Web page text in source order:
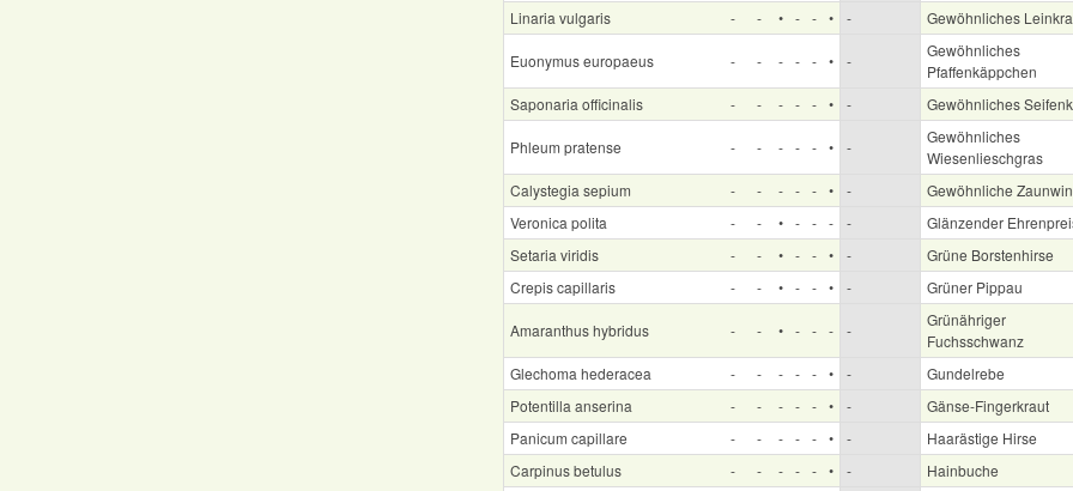
Linaria vulgaris
- - • - - • - Gewöhnliches
Euonymus europaeus - - - - - • -
Gewöhnliches
Pfaffenkäppchen
Saponaria officinalis
- - - - - • - Gewöhnliches
Phleum pratense - - - - - • -
Gewöhnliches
Wiesenlieschgras
Calystegia sepium
- - - - - • -
Gewöhnliche
Veronica polita
- - • - - - -
Glänzender
Setaria viridis
- - • - - • -
Grüne Borstenhirse
Crepis capillaris
- - • - - • - Grüner Pippau
Amaranthus hybridus - - • - - - -
Grünähriger
Fuchsschwanz
Glechoma hederacea
- - - - - • -
Gundelrebe
Potentilla anserina
- - - - - • -
Gänse-Fingerkraut
Panicum capillare
- - - - - • -
Haarästige Hirse
Carpinus betulus
- - - - - • -
Hainbuche